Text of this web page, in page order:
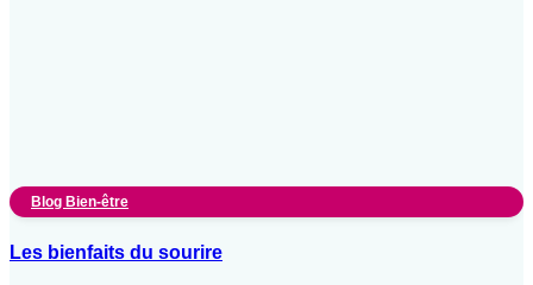
Blog Bien-être
Les bienfaits du sourire